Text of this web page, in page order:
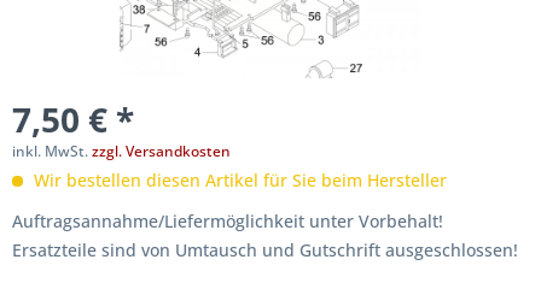
7,50 € *
inkl. MwSt.zzgl. Versandkosten
Wir bestellen diesen Artikel für Sie beim Hersteller
Auftragsannahme/Liefermöglichkeit unter Vorbehalt!
Ersatzteile sind von Umtausch und Gutschrift ausgeschlossen!